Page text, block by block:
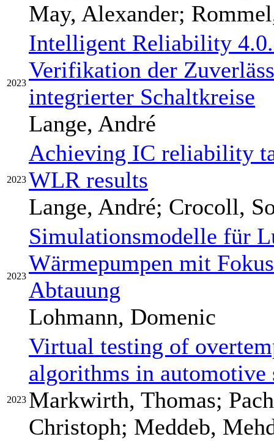
May, Alexander;
2023
Intelligent Reliability
Verifikation der
integrierter Schaltkreise
Lange, André
2023
Achieving IC reliability
WLR results
Lange, André; Crocoll,
2023
Simulationsmodelle für
Wärmepumpen mit
Abtauung
Lohmann, Domenic
2023
Virtual testing of
algorithms in automotive
Markwirth, Thomas;
Christoph; Meddeb,